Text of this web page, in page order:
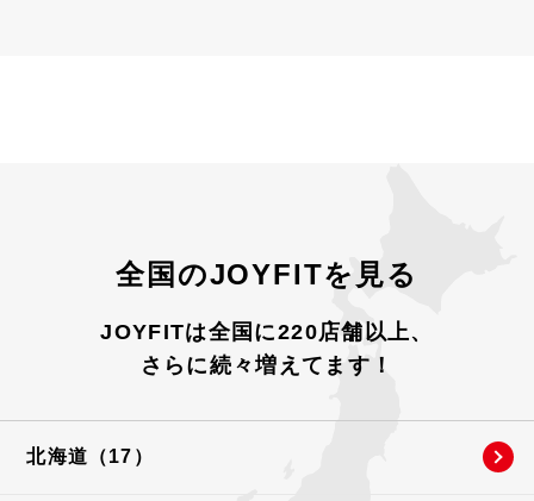
全国のJOYFITを見る
JOYFITは全国に220店舗以上、
さらに続々増えてます！
北海道（ 17 ）